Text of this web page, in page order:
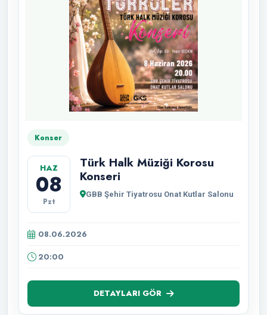
Konser
HAZ
08
Pzt
Türk Halk Müziği Korosu
Konseri
GBB Şehir Tiyatrosu Onat Kutlar Salonu
08.06.2026
20:00
DETAYLARI GÖR